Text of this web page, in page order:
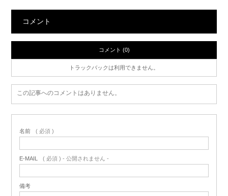
コメント
コメント (0)
トラックバックは利用できません。
この記事へのコメントはありません。
名前 ( 必須 )
E-MAIL ( 必須 ) - 公開されません -
備考